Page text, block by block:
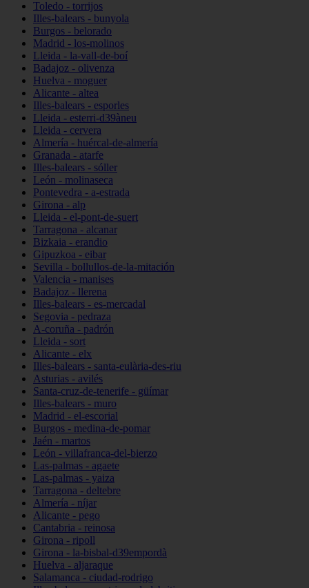
Toledo - torrijos
Illes-balears - bunyola
Burgos - belorado
Madrid - los-molinos
Lleida - la-vall-de-boí
Badajoz - olivenza
Huelva - moguer
Alicante - altea
Illes-balears - esporles
Lleida - esterri-d39àneu
Lleida - cervera
Almería - huércal-de-almería
Granada - atarfe
Illes-balears - sóller
León - molinaseca
Pontevedra - a-estrada
Girona - alp
Lleida - el-pont-de-suert
Tarragona - alcanar
Bizkaia - erandio
Gipuzkoa - eibar
Sevilla - bollullos-de-la-mitación
Valencia - manises
Badajoz - llerena
Illes-balears - es-mercadal
Segovia - pedraza
A-coruña - padrón
Lleida - sort
Alicante - elx
Illes-balears - santa-eulària-des-riu
Asturias - avilés
Santa-cruz-de-tenerife - güímar
Illes-balears - muro
Madrid - el-escorial
Burgos - medina-de-pomar
Jaén - martos
León - villafranca-del-bierzo
Las-palmas - agaete
Las-palmas - yaiza
Tarragona - deltebre
Almería - níjar
Alicante - pego
Cantabria - reinosa
Girona - ripoll
Girona - la-bisbal-d39empordà
Huelva - aljaraque
Salamanca - ciudad-rodrigo